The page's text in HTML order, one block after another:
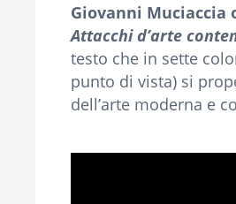
Giovanni Muciaccia
Attacchi d’arte
testo che in sette
punto di vista) si
dell’arte moderna e